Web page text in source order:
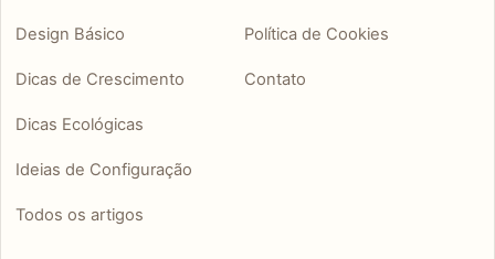
Design Básico
Dicas de Crescimento
Dicas Ecológicas
Ideias de Configuração
Todos os artigos
Política de Cookies
Contato